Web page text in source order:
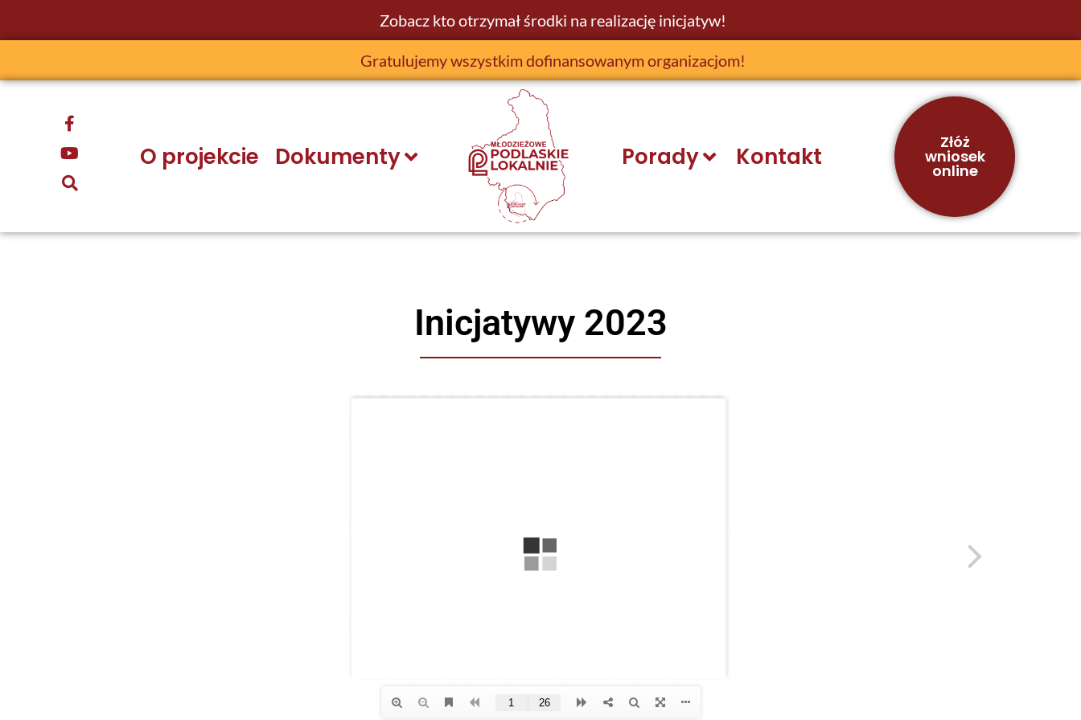
Przejdź
treści
Zobacz kto otrzymał środki na realizację inicjatyw!
Gratulujemy wszystkim dofinansowanym organizacjom!
O projekcie Dokumenty Porady Kontakt
Złóż
wniosek
online
Inicjatywy 2023